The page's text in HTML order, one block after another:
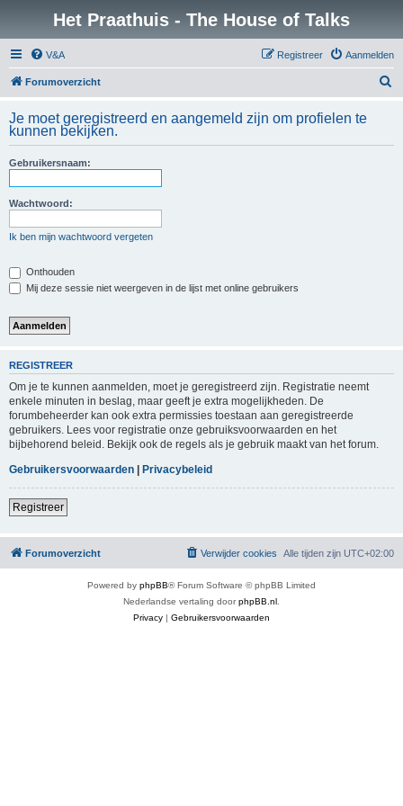
Het Praathuis - The House of Talks
V&A Aanmelden
Registreer
Forumoverzicht
k
Je moet geregistreerd en aangemeld zijn om profielen te
kunnen bekijken.
Gebruikersnaam:
Wachtwoord:
Ik ben mijn wachtwoord vergeten
Onthouden
Mij deze sessie niet weergeven in de lijst met online gebruikers
REGISTREER
Om je te kunnen aanmelden, moet je geregistreerd zijn. Registratie neemt
enkele minuten in beslag, maar geeft je extra mogelijkheden. De
forumbeheerder kan ook extra permissies toestaan aan geregistreerde
gebruikers. Lees voor registratie onze gebruiksvoorwaarden en het
bijbehorend beleid. Bekijk ook de regels als je gebruik maakt van het forum.
Gebruikersvoorwaarden | Privacybeleid
Registreer
Forumoverzicht Alle tijden zijn UTC+02:00
Verwijder cookies
Powered by phpBB® Forum Software © phpBB Limited
Nederlandse vertaling doorphpBB.nl
Privacy | Gebruikersvoorwaarden